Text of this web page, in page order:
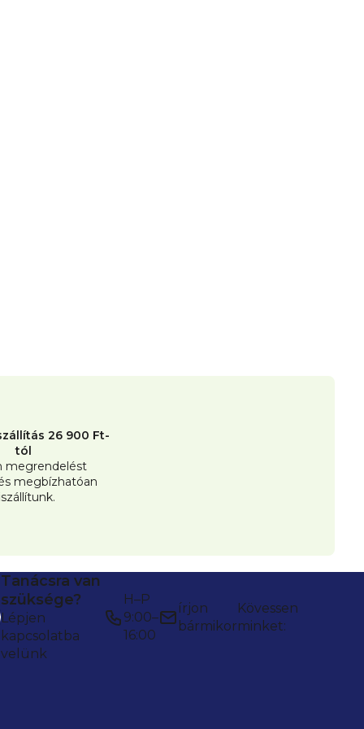
26 900 Ft-
tól
megrendelést
megbízhatóan
Tanácsra van
szüksége?
Lépjen
kapcsolatba
velünk
H–P
9:00–
16:00
írjon
bármikor
Kövessen
minket: